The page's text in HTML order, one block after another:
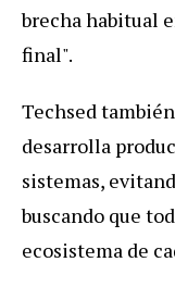
brecha habitual
final".
Techsed
desarrolla
sistemas,
buscando que
ecosistema de